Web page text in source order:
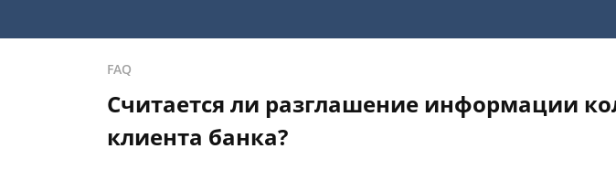
FAQ
Считается ли разглашение информации
клиента банка?